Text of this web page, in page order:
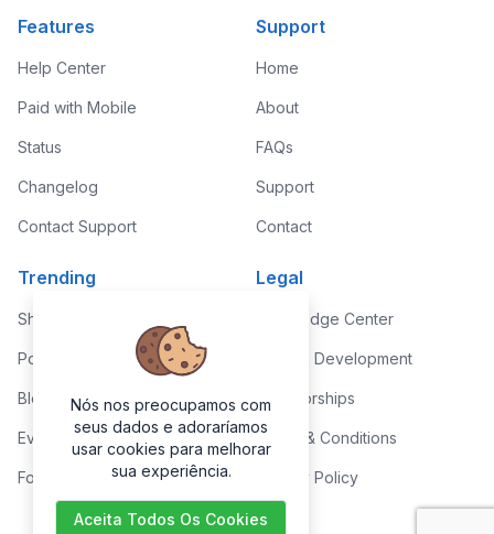
Features
Help Center
Paid with Mobile
Status
Changelog
Contact Support
Support
Home
About
FAQs
Support
Contact
Trending
Shop
Portfolio
Blog
Events
Forums
Legal
Knowledge Center
Custom Development
Sponsorships
Terms & Conditions
Privacy Policy
Nós nos preocupamos com
seus dados e adoraríamos
usar cookies para melhorar
sua experiência.
Aceita Todos Os Cookies